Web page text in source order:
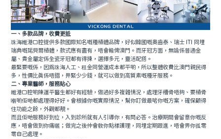
一、多款品牌，收費更抵
珠海維港口腔提供多款國際知名嘅種植體品牌，好似韓國嘅奧齒泰、瑞士 ITI 同埋
瑞典嘅諾貝爾植體，款式應有盡有，唔會輸俾澳門。而牙冠方面，無論係普通金
屬、貴金屬定係全瓷牙冠都有得揀，選擇多元，靈活配搭。
最緊要嘅係，因為珠海人工、租金同營運成本都平啲，所以整體收費比澳門親民得
多，性價比真係唔錯，畀緊少少錢，就可以做到高質素嘅種牙服務。
二、專業醫師，服務貼心
維港口腔啲陳運平醫生都好有經驗，做過好多複雜情況，處理牙槽骨唔夠、要植骨
嗰啲佢哋都處理得好好。會根據你嘅實際情況，幫你訂做最啱你嘅方案，確保顧得
住功能之餘，外觀都靚。
而且佢哋服務好到位，入到診所就有人引導你，有問必答。治療期間會留意你嘅反
應，唔會做到你痛曬；做完之後仲會教你點樣護理，同埋定期跟進，唔會畀你孤零
零自己處理。